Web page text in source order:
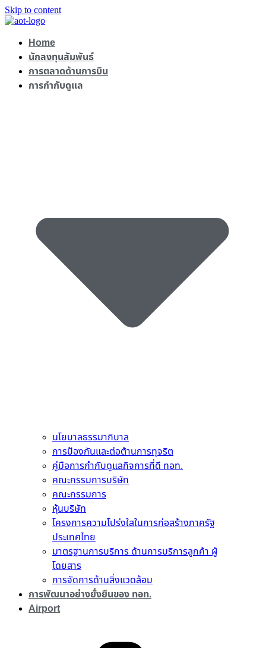
Skip to content
Home
นักลงทุนสัมพันธ์
การตลาดด้านการบิน
การกำกับดูแล
นโยบาลธรรมาภิบาล
การป้องกันและต่อต้านการทุจริต
คู่มือการกำกับดูแลกิจการที่ดี ทอท.
คณะกรรมการบริษัท
คณะกรรมการ
หุ้นบริษัท
โครงการความโปร่งใสในการก่อสร้างภาครัฐ
ประเทศไทย
มาตรฐานการบริการ ด้านการบริการลูกค้า ผู้
โดยสาร
การจัดการด้านสิ่งแวดล้อม
การพัฒนาอย่างยั่งยืนของ ทอท.
Airport